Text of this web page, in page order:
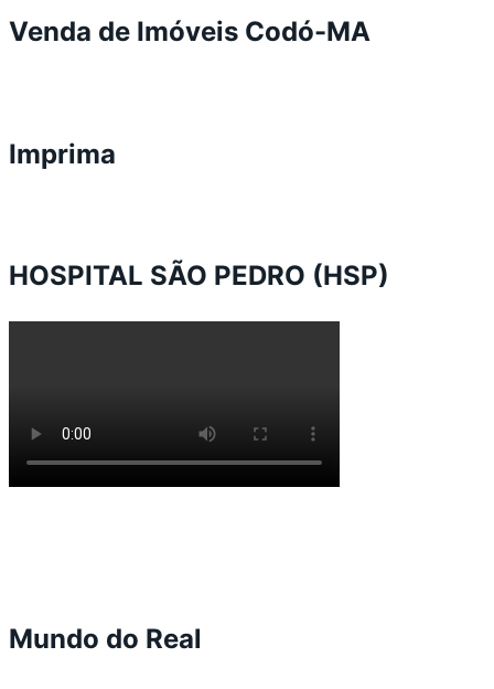
Venda de Imóveis Codó-MA
Imprima
HOSPITAL SÃO PEDRO (HSP)
Mundo do Real